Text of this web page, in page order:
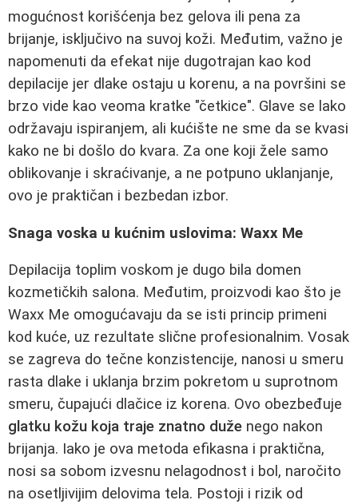
mogućnost korišćenja bez gelova ili pena za
brijanje, isključivo na suvoj koži. Međutim, važno je
napomenuti da efekat nije dugotrajan kao kod
depilacije jer dlake ostaju u korenu, a na površini se
brzo vide kao veoma kratke "četkice". Glave se lako
održavaju ispiranjem, ali kućište ne sme da se kvasi
kako ne bi došlo do kvara. Za one koji žele samo
oblikovanje i skraćivanje, a ne potpuno uklanjanje,
ovo je praktičan i bezbedan izbor.
Snaga voska u kućnim uslovima: Waxx Me
Depilacija toplim voskom je dugo bila domen
kozmetičkih salona. Međutim, proizvodi kao što je
Waxx Me omogućavaju da se isti princip primeni
kod kuće, uz rezultate slične profesionalnim. Vosak
se zagreva do tečne konzistencije, nanosi u smeru
rasta dlake i uklanja brzim pokretom u suprotnom
smeru, čupajući dlačice iz korena. Ovo obezbeđuje
glatku kožu koja traje znatno duže nego nakon
brijanja. Iako je ova metoda efikasna i praktična,
nosi sa sobom izvesnu nelagodnost i bol, naročito
na osetljivijim delovima tela. Postoji i rizik od